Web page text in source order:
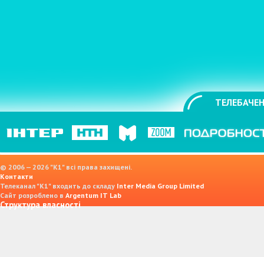
© 2006 — 2026 "K1" всі права захищені.
Контакти
Телеканал "К1" входить до складу Inter Media Group Limited
Сайт розроблено в Argentum IT Lab
Структура власності